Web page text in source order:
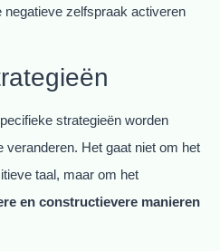
negatieve zelfspraak activeren
strategieën worden
veranderen. Het gaat niet om het
taal, maar om het
en constructievere manieren